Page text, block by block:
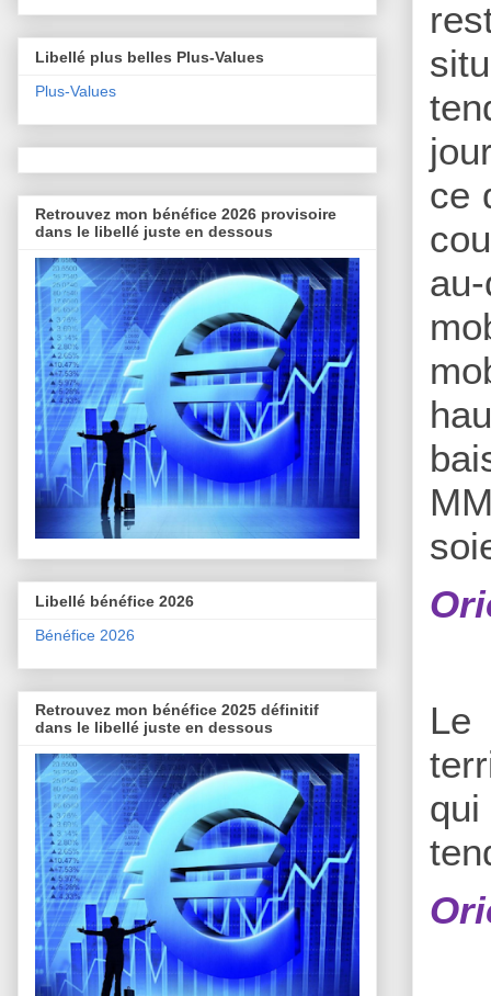
ce
Le
Libellé plus belles Plus-Values
Plus-Values
Retrouvez mon bénéfice 2026 provisoire
dans le libellé juste en dessous
Libellé bénéfice 2026
Bénéfice 2026
Retrouvez mon bénéfice 2025 définitif
dans le libellé juste en dessous